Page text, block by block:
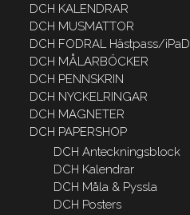
DCH KALENDRAR
DCH MUSMATTOR
DCH FODRAL Hästpass/iPaD
DCH MÅLARBÖCKER
DCH PENNSKRIN
DCH NYCKELRINGAR
DCH MAGNETER
DCH PAPERSHOP
DCH Anteckningsblock
DCH Kalendrar
DCH Måla & Pyssla
DCH Posters